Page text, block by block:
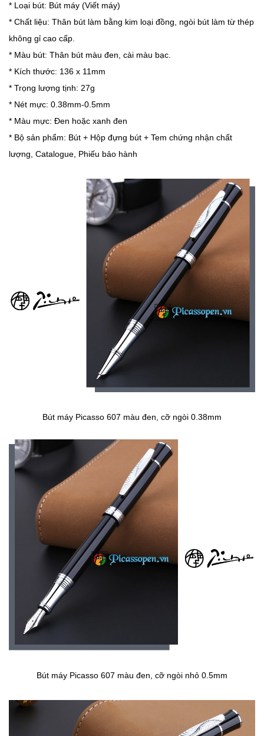
* Loại bút: Bút máy (Viết máy)
* Chất liệu: Thân bút làm bằng kim loại đồng, ngòi bút làm từ thép
không gỉ cao cấp.
* Màu bút: Thân bút màu đen, cài màu bạc.
* Kích thước: 136 x 11mm
* Trọng lượng tịnh: 27g
* Nét mực: 0.38mm-0.5mm
* Màu mực: Đen hoặc xanh đen
* Bộ sản phẩm: Bút + Hộp đựng bút + Tem chứng nhận chất
lượng, Catalogue, Phiếu bảo hành
Bút máy Picasso 607 màu đen, cỡ ngòi 0.38mm
Bút máy Picasso 607 màu đen, cỡ ngòi nhỏ 0.5mm